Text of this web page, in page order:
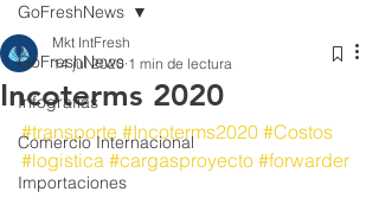
GoFreshNews
Infografias
Comercio Internacional
Importaciones
GoFreshNews
Incoterms 2020
Mkt IntFresh
14 jul 2020 1 min de lectura
#transporte #Incoterms2020 #Costos
#logistica #cargasproyecto #forwarder